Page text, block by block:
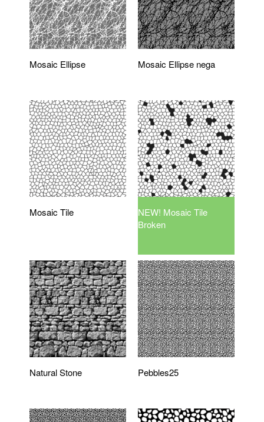
Mosaic Ellipse Mosaic Ellipse nega
Mosaic Tile
NEW! Mosaic Tile
Broken
Natural Stone Pebbles25